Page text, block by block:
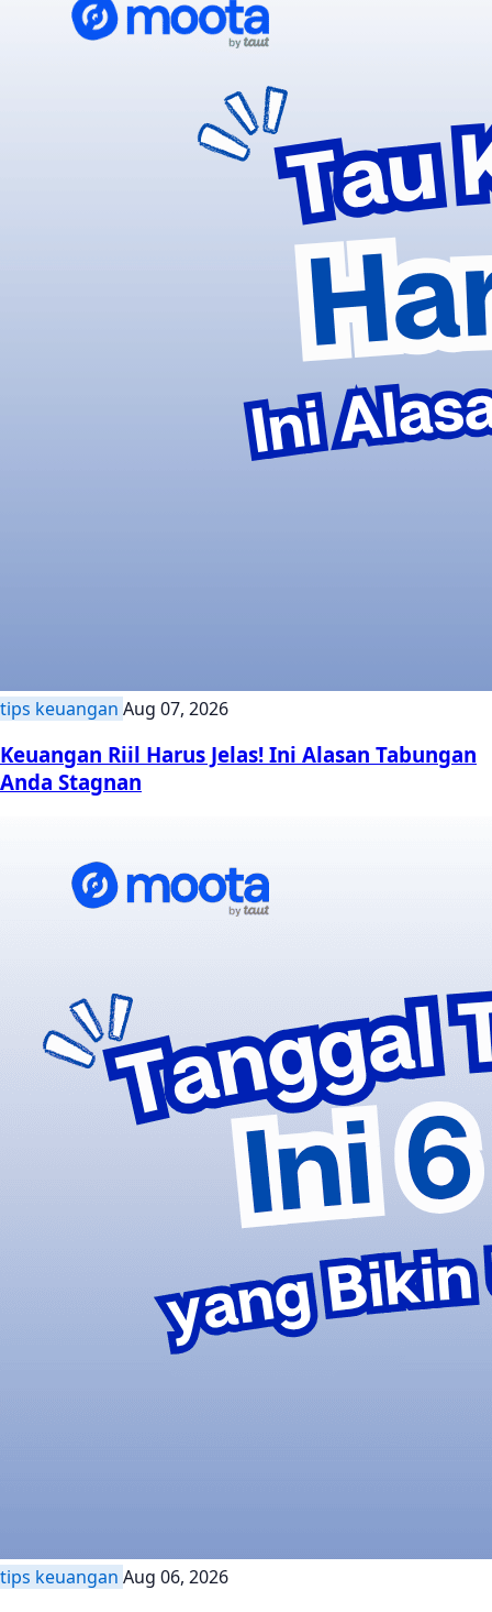
tips keuangan Aug 07, 2026
Keuangan Riil Harus Jelas! Ini Alasan Tabungan
Anda Stagnan
tips keuangan Aug 06, 2026